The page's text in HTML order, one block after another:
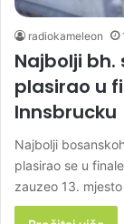
radiokameleon
Najbolji bh.
plasirao u
Innsbrucku
Najbolji
plasirao se u
zauzeo 13.